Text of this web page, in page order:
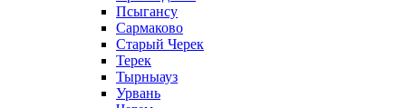
Псыгансу
Сармаково
Старый Черек
Терек
Тырныауз
Урвань